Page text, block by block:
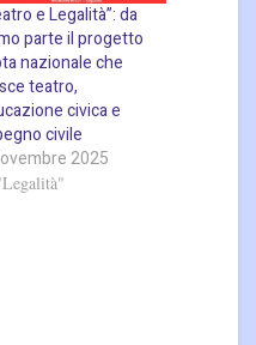
e Legalità”: da
parte il progetto
nazionale che
teatro,
civica e
civile
2025